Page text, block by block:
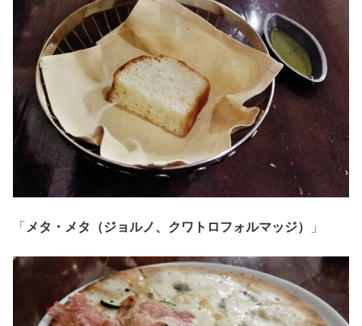
「 メタ・メタ（ジョルノ、クワトロフォルマッジ） 」